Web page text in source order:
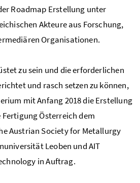
Roadmap Erstellung unter
Akteure aus Forschung,
Organisationen.
zu sein und die erforderlichen
und rasch setzen zu können,
mit Anfang 2018 die Erstellung
Österreich dem
Austrian Society for Metallurgy
Leoben und AIT
in Auftrag.